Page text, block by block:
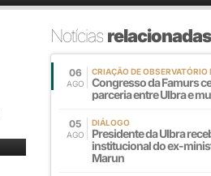
Notíciasrelacionadas
06
AGO
CRIAÇÃO DE OBSERVATÓRIO
Congresso da Famurs
parceria entre Ulbra e
05
AGO
DIÁLOGO
Presidente da Ulbra
institucional do ex-
Marun